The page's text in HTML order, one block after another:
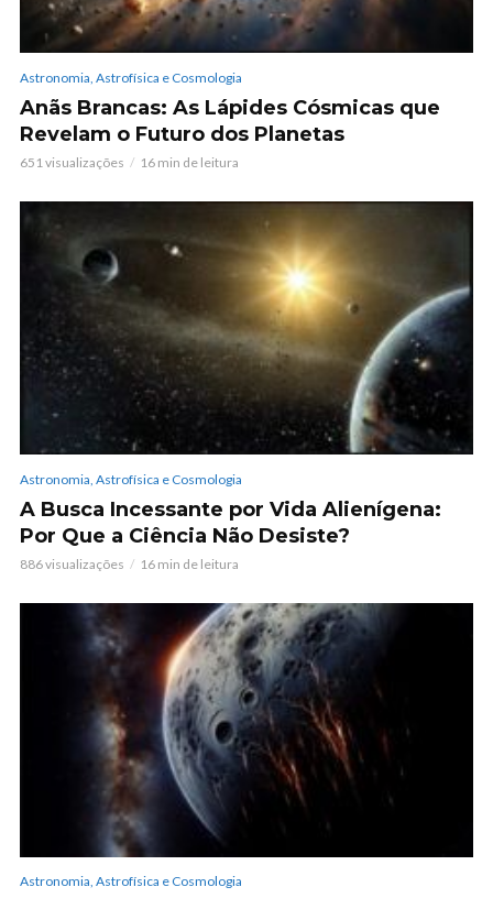
Astronomia, Astrofísica e Cosmologia
Anãs Brancas: As Lápides Cósmicas que
Revelam o Futuro dos Planetas
651 visualizações 16 min de leitura
Astronomia, Astrofísica e Cosmologia
A Busca Incessante por Vida Alienígena:
Por Que a Ciência Não Desiste?
886 visualizações 16 min de leitura
Astronomia, Astrofísica e Cosmologia